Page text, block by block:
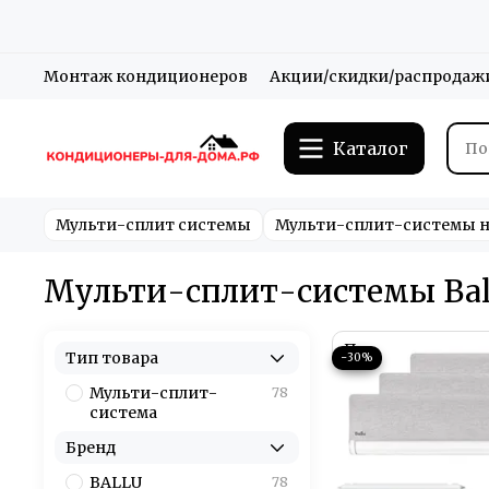
Монтаж кондиционеров Акции/скидки/
Каталог
Мульти-сплит системы Мульти-сплит-системы
Мульти-сплит-системы
−30%
Тип товара
Мульти-сплит-
система
78
Бренд
BALLU
78